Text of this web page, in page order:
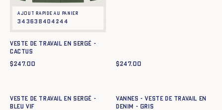
Ajout rapide au panier
34 3638 40 42 44
Veste de Travail en sergé -
CACTUS
$247.00 $247.00
Veste de Travail en sergé -
BLEU VIF
Vannes - Veste de travail en
denim - GRIS